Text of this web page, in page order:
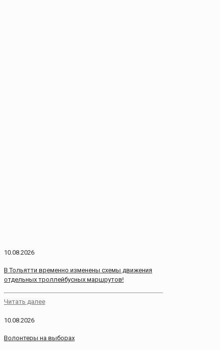
10.08.2026
В Тольятти временно изменены схемы движения
отдельных троллейбусных маршрутов!
Читать далее
10.08.2026
Волонтеры на выборах